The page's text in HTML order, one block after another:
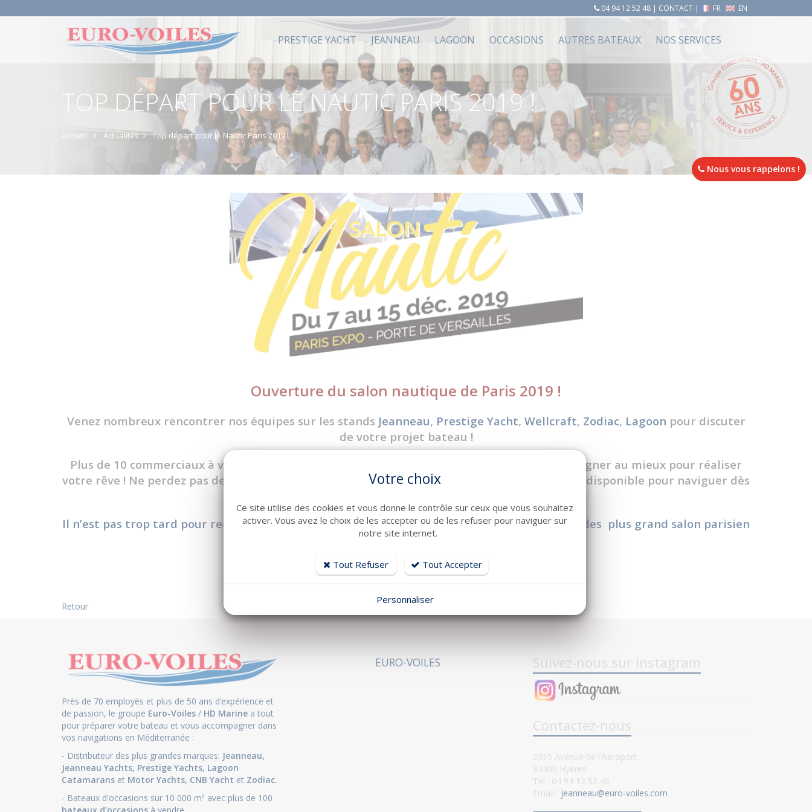
04 94 12 52 48| CONTACT| FR EN
PRESTIGE YACHT JEANNEAU LAGOON OCCASIONS AUTRES BATEAUX NOS SERVICES
TOP DÉPART POUR LE NAUTIC PARIS 2019 !
Accueil Actualités Top départ pour le Nautic Paris 2019 !
Ouverture du salon nautique de Paris 2019 !
Venez nombreux rencontrer nos équipes sur les stands Jeanneau, Prestige Yacht, Wellcraft, Zodiac, Lagoon pour discuter
de votre projet bateau !
Plus de 10 commerciaux à votre service pour vous renseigner un maximum et vous accompagner au mieux pour réaliser
votre rêve ! Ne perdez pas de temps pour profiter de nos offres salon avec beaucoup de stock disponible pour naviguer dès
Il n’est pas trop tard pour recevoir vos invitations et prendre rendez-vous avec nous sur l'un des plus grand salon parisien
dédié au Bateau !
Contactez-nous !
Retour
Près de 70 employés et plus de 50 ans d’expérience et
de passion, le groupe Euro-Voiles / HD Marine a tout
pour préparer votre bateau et vous accompagner dans
vos navigations en Méditerranée :
- Distributeur des plus grandes marques: Jeanneau,
Jeanneau Yachts, Prestige Yachts, Lagoon
Catamarans et Motor Yachts, CNB Yacht et Zodiac.
- Bateaux d'occasions sur 10 000 m² avec plus de 100
EURO-VOILES Suivez-nous sur Instagram
Contactez-nous
2315 Avenue de l'Aéroport
83400 Hyères
Tel : 04 94 12 52 48
Email :
jeanneau@euro-voiles.com
Nous vous rappelons !
Votre choix
Ce site utilise des cookies et vous donne le contrôle sur ceux que vous souhaitez
activer. Vous avez le choix de les accepter ou de les refuser pour naviguer sur
notre site internet.
Tout Refuser Tout Accepter
Personnaliser